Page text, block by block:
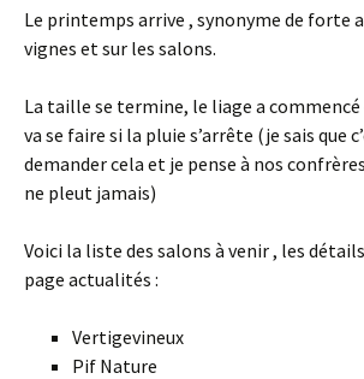
Le printemps arrive , synonyme de forte
vignes et sur les salons.
La taille se termine, le liage a
va se faire si la pluie s’arrête (je sais que
demander cela et je pense à nos
ne pleut jamais)
Voici la liste des salons à venir , les
page actualités :
Vertigevineux
Pif Nature